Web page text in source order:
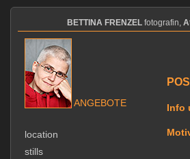
BETTINA FRENZELfotografin,
ANGEBOTE
location
stills
Info